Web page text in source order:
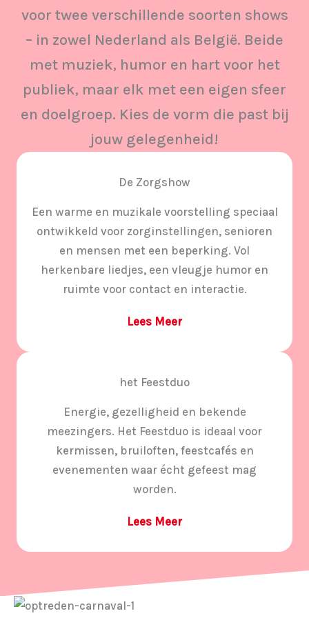
voor twee verschillende soorten shows
– in zowel Nederland als België. Beide
met muziek, humor en hart voor het
publiek, maar elk met een eigen sfeer
en doelgroep. Kies de vorm die past bij
jouw gelegenheid!
De Zorgshow
Een warme en muzikale voorstelling speciaal
ontwikkeld voor zorginstellingen, senioren
en mensen met een beperking. Vol
herkenbare liedjes, een vleugje humor en
ruimte voor contact en interactie.
Lees Meer
het Feestduo
Energie, gezelligheid en bekende
meezingers. Het Feestduo is ideaal voor
kermissen, bruiloften, feestcafés en
evenementen waar écht gefeest mag
worden.
Lees Meer